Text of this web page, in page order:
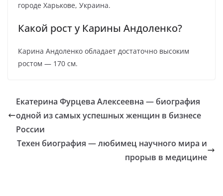
городе Харькове, Украина.
Какой рост у Карины Андоленко?
Карина Андоленко обладает достаточно высоким
ростом — 170 см.
Екатерина Фурцева Алексеевна — биография
одной из самых успешных женщин в бизнесе
России
Техен биография — любимец научного мира и
прорыв в медицине